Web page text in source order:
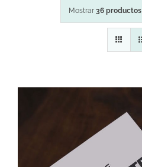
Mostrar 36 productos